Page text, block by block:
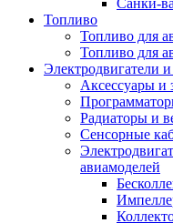
Санки-
Топливо
Топливо для
Топливо для
Электродвигатели
Аксессуары и
Радиаторы и
Сенсорные
авиамоделей